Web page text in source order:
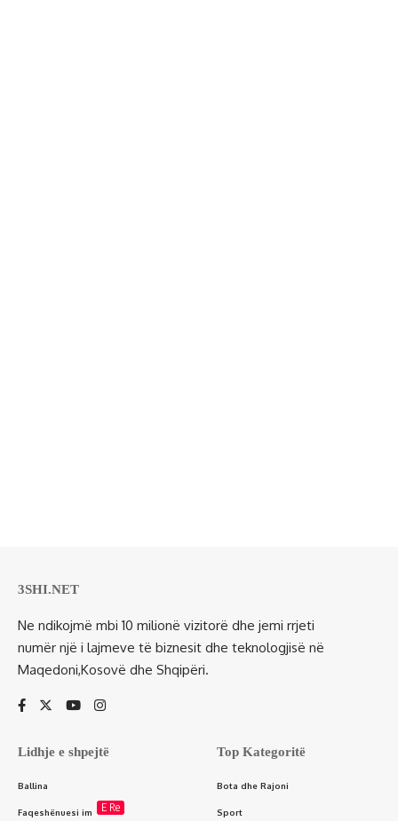
3SHI.NET
Ne ndikojmë mbi 10 milionë vizitorë dhe jemi rrjeti
numër një i lajmeve të biznesit dhe teknologjisë në
Maqedoni,Kosovë dhe Shqipëri.
Lidhje e shpejtë
Ballina
Faqeshënuesi im E Re
Top Kategoritë
Bota dhe Rajoni
Sport